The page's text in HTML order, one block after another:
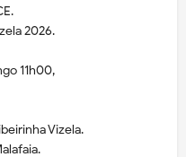
2026.
11h00,
Vizela.